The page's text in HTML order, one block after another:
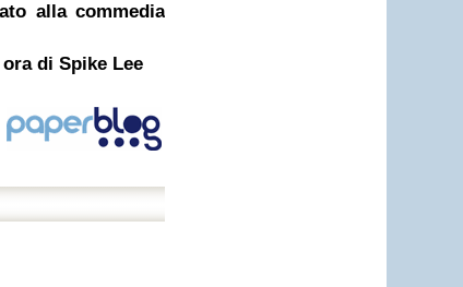
alla commedia
di Spike Lee